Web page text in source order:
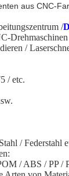
aus CNC-
/
/
/ etc.
/ Federstahl
/ ABS / PP /